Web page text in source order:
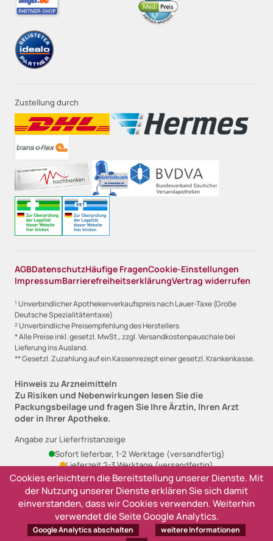
Cookies erleichtern die Bereitstellung unserer Dienste. Mit
der Nutzung unserer Dienste erklären Sie sich damit
einverstanden, dass wir Cookies verwenden. Weiterhin
verwendet die Seite Google Analytics.
Google Analytics abschalten
weitere Informationen
Zustellung durch
AGBDatenschutzHäufige FragenCookie-Einstellungen
ImpressumBarrierefreiheitserklärungVertrag widerrufen
¹ Unverbindlicher Apothekenverkaufspreis nach Lauer-Taxe (Große
Deutsche Spezialitätentaxe)
² Unverbindliche Preisempfehlung des Herstellers
* Alle Preise inkl. gesetzl. MwSt., zzgl. Versandkostenpauschale bei
Lieferung ins Ausland.
** Gesetzl. Zuzahlung auf ein Kassenrezept einer gesetzl. Krankenkasse.
Hinweis zu Arzneimitteln
Zu Risiken und Nebenwirkungen lesen Sie die
Packungsbeilage und fragen Sie Ihre Ärztin, Ihren Arzt
oder in Ihrer Apotheke.
Angabe zur Lieferfristanzeige
Sofort lieferbar, 1-2 Werktage (versandfertig)
Lieferzeit 2-3 Werktage (versandfertig)
Ausverkauft, derzeit nicht lieferbar